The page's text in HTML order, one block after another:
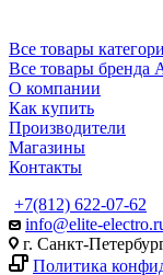
Все товары
Все товары бренда
О компании
Как купить
Производители
Магазины
Контакты
+7(812) 622-07-62
info@elite-
г. Санкт-
Политика